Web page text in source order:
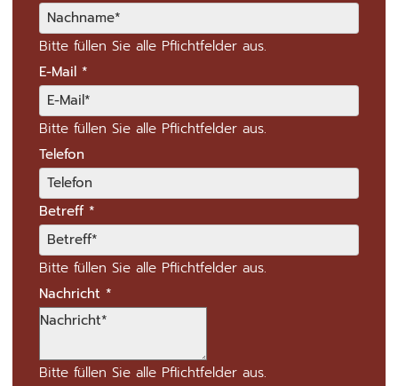
Bitte füllen Sie alle Pflichtfelder aus.
E-Mail *
Bitte füllen Sie alle Pflichtfelder aus.
Telefon
Betreff*
Bitte füllen Sie alle Pflichtfelder aus.
Nachricht *
Bitte füllen Sie alle Pflichtfelder aus.